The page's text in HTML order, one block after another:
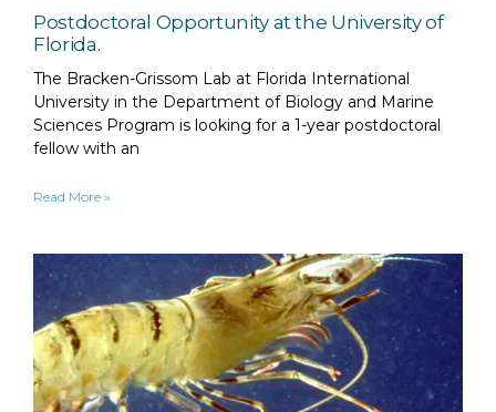
Postdoctoral Opportunity at the University of
Florida.
The Bracken-Grissom Lab at Florida International
University in the Department of Biology and Marine
Sciences Program is looking for a 1-year postdoctoral
fellow with an
Read More »